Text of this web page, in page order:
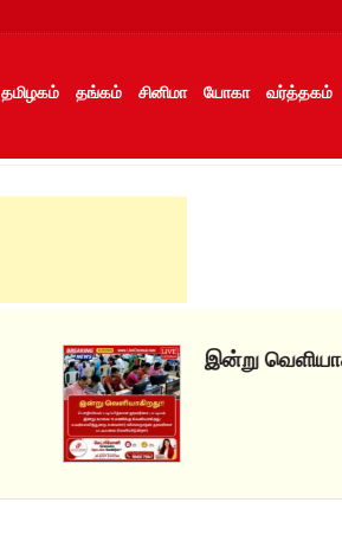
தமிழகம் தங்கம் சினிமா யோகா வர்த்தகம்
இன்று வெளியாகிறது!!